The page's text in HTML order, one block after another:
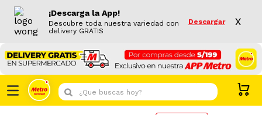
¡Descarga la App!
Descubre toda nuestra variedad con
delivery GRATIS
Descargar X
¿Que buscas hoy?